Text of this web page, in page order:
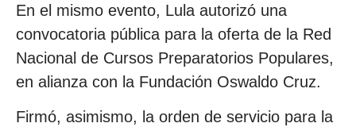
En el mismo evento, Lula autorizó una
convocatoria pública para la oferta de la Red
Nacional de Cursos Preparatorios Populares,
en alianza con la Fundación Oswaldo Cruz.
Firmó, asimismo, la orden de servicio para la